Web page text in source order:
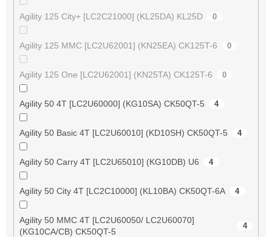
Agility 125 City+ [LC2C21000] (KL25DA) KL25D 0
Agility 125 MMC [LC2U62001] (KN25EA) CK125T-6 0
Agility 125 One [LC2U62001] (KN25TA) CK125T-6 0
Agility 50 4T [LC2U60000] (KG10SA) CK50QT-5 4
Agility 50 Basic 4T [LC2U60010] (KD10SH) CK50QT-5 4
Agility 50 Carry 4T [LC2U65010] (KG10DB) U6 4
Agility 50 City 4T [LC2C10000] (KL10BA) CK50QT-6A 4
Agility 50 MMC 4T [LC2U60050/ LC2U60070]
(KG10CA/CB) CK50QT-5
4